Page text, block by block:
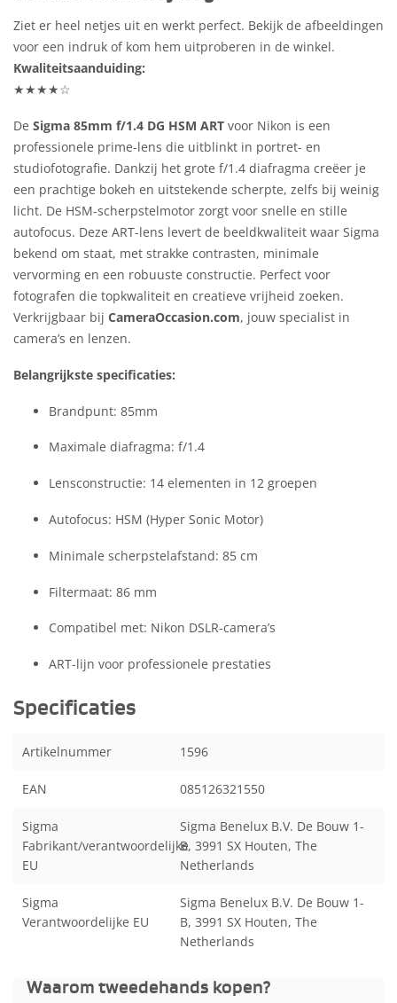
Ziet er heel netjes uit en werkt perfect. Bekijk de afbeeldingen
voor een indruk of kom hem uitproberen in de winkel.
Kwaliteitsaanduiding:
★★★★☆
De Sigma 85mm f/1.4 DG HSM ART voor Nikon is een
professionele prime-lens die uitblinkt in portret- en
studiofotografie. Dankzij het grote f/1.4 diafragma creëer je
een prachtige bokeh en uitstekende scherpte, zelfs bij weinig
licht. De HSM-scherpstelmotor zorgt voor snelle en stille
autofocus. Deze ART-lens levert de beeldkwaliteit waar Sigma
bekend om staat, met strakke contrasten, minimale
vervorming en een robuuste constructie. Perfect voor
fotografen die topkwaliteit en creatieve vrijheid zoeken.
Verkrijgbaar bij CameraOccasion.com, jouw specialist in
camera’s en lenzen.
Belangrijkste specificaties:
Brandpunt: 85mm
Maximale diafragma: f/1.4
Lensconstructie: 14 elementen in 12 groepen
Autofocus: HSM (Hyper Sonic Motor)
Minimale scherpstelafstand: 85 cm
Filtermaat: 86 mm
Compatibel met: Nikon DSLR-camera’s
ART-lijn voor professionele prestaties
Specificaties
Artikelnummer 1596
EAN 085126321550
Sigma
Fabrikant/verantwoordelijke
EU
Sigma Benelux B.V. De Bouw 1-
B, 3991 SX Houten, The
Netherlands
Sigma
Verantwoordelijke EU
Sigma Benelux B.V. De Bouw 1-
B, 3991 SX Houten, The
Netherlands
Waarom tweedehands kopen?